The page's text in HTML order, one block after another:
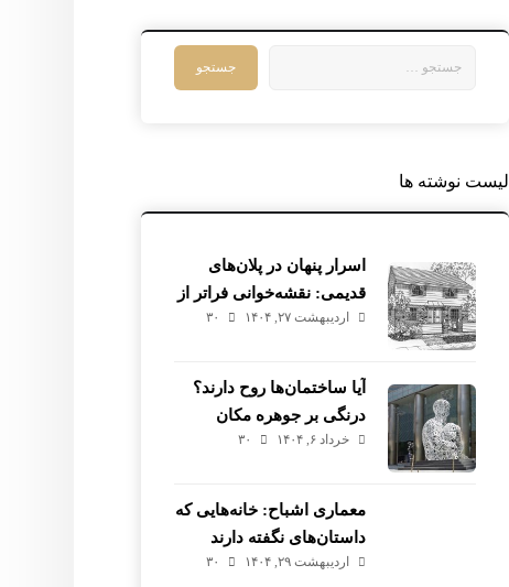
لیست نوشته ها
اسرار پنهان در پلان‌های
قدیمی: نقشه‌خوانی فراتر از
خطوط
اردیبهشت ۲۷, ۱۴۰۴ ۳۰
آیا ساختمان‌ها روح دارند؟
درنگی بر جوهره مکان
خرداد ۶, ۱۴۰۴ ۳۰
معماری اشباح: خانه‌هایی که
داستان‌های نگفته دارند
اردیبهشت ۲۹, ۱۴۰۴ ۳۰